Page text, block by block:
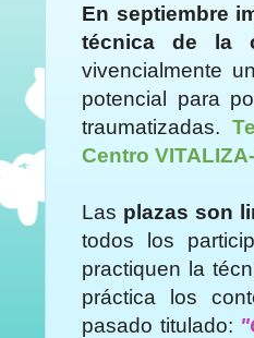
En septiembre
técnica de la
vivencialmente
potencial para
traumatizadas.
Centro
Las plazas son
todos los
practiquen la
práctica los
pasado titulado: